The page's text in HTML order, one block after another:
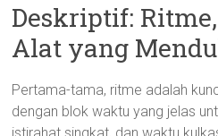
Deskriptif:
Alat yang
Pertama-tama, ritme adalah
dengan blok waktu yang jelas